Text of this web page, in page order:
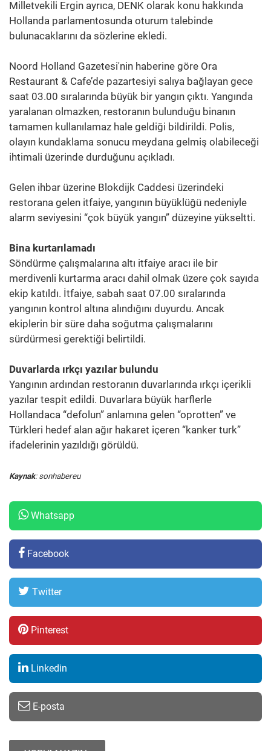
Milletvekili Ergin ayrıca, DENK olarak konu hakkında
Hollanda parlamentosunda oturum talebinde
bulunacaklarını da sözlerine ekledi.
Noord Holland Gazetesi'nin haberine göre Ora
Restaurant & Cafe’de pazartesiyi salıya bağlayan gece
saat 03.00 sıralarında büyük bir yangın çıktı. Yangında
yaralanan olmazken, restoranın bulunduğu binanın
tamamen kullanılamaz hale geldiği bildirildi. Polis,
olayın kundaklama sonucu meydana gelmiş olabileceği
ihtimali üzerinde durduğunu açıkladı.
Gelen ihbar üzerine Blokdijk Caddesi üzerindeki
restorana gelen itfaiye, yangının büyüklüğü nedeniyle
alarm seviyesini “çok büyük yangın” düzeyine yükseltti.
Bina kurtarılamadı
Söndürme çalışmalarına altı itfaiye aracı ile bir
merdivenli kurtarma aracı dahil olmak üzere çok sayıda
ekip katıldı. İtfaiye, sabah saat 07.00 sıralarında
yangının kontrol altına alındığını duyurdu. Ancak
ekiplerin bir süre daha soğutma çalışmalarını
sürdürmesi gerektiği belirtildi.
Duvarlarda ırkçı yazılar bulundu
Yangının ardından restoranın duvarlarında ırkçı içerikli
yazılar tespit edildi. Duvarlara büyük harflerle
Hollandaca “defolun” anlamına gelen “oprotten” ve
Türkleri hedef alan ağır hakaret içeren “kanker turk”
ifadelerinin yazıldığı görüldü.
Kaynak: sonhabereu
Whatsapp
Facebook
Twitter
Pinterest
Linkedin
E-posta